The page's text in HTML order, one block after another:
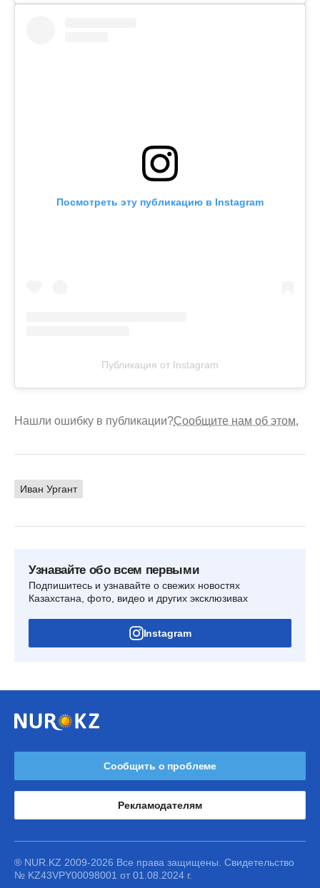
Посмотреть эту публикацию в Instagram
Публикация от Instagram
Нашли ошибку в публикации?Сообщите нам об этом.
Иван Ургант
Узнавайте обо всем первыми
Подпишитесь и узнавайте о свежих новостях
Казахстана, фото, видео и других эксклюзивах
Instagram
Сообщить о проблеме
Рекламодателям
® NUR.KZ 2009-2026 Все права защищены. Свидетельство
№ KZ43VPY00098001 от 01.08.2024 г.